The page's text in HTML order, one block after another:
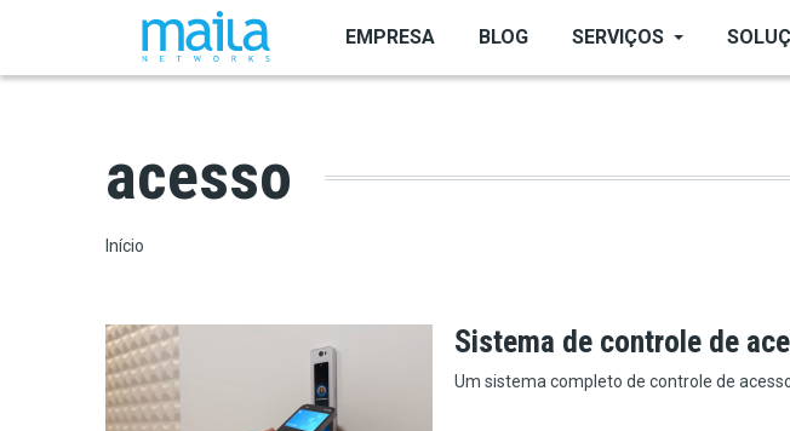
Pular para o conteúdo principal
EMPRESA BLOG SERVIÇOS
acesso
Trilha de navegação
Início
Sistema de controle de
Um sistema completo de controle de